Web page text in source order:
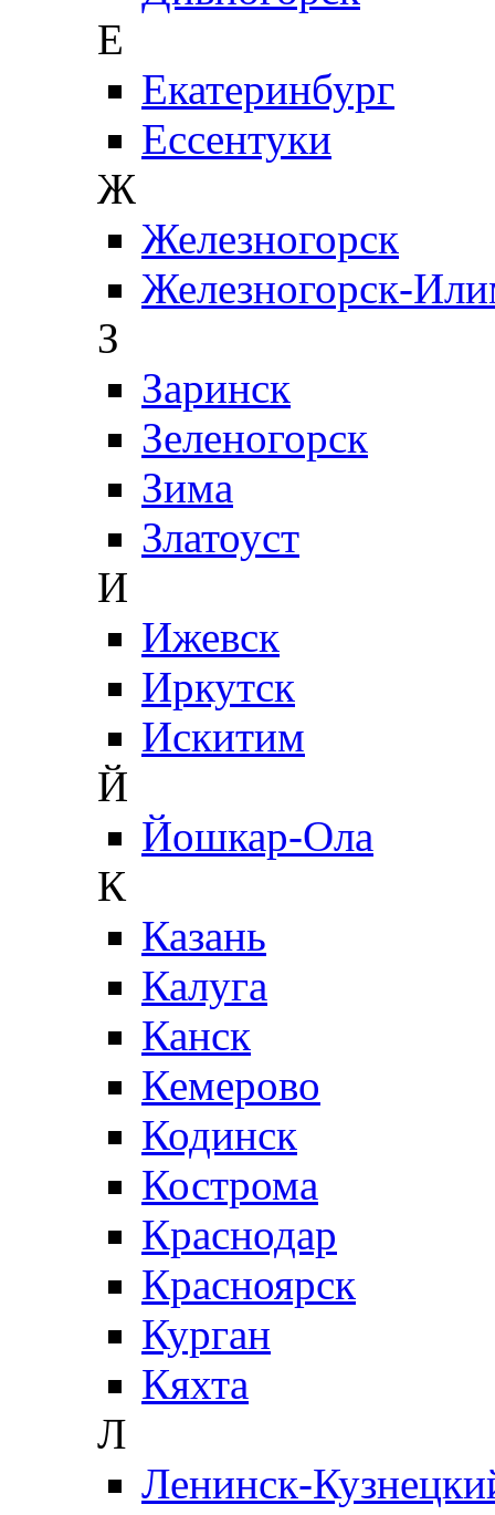
Е
Екатеринбург
Ессентуки
Ж
Железногорск
Железногорск-
З
Заринск
Зеленогорск
Зима
Златоуст
И
Ижевск
Иркутск
Искитим
Й
Йошкар-Ола
К
Казань
Калуга
Канск
Кемерово
Кодинск
Кострома
Краснодар
Красноярск
Курган
Кяхта
Л
Ленинск-